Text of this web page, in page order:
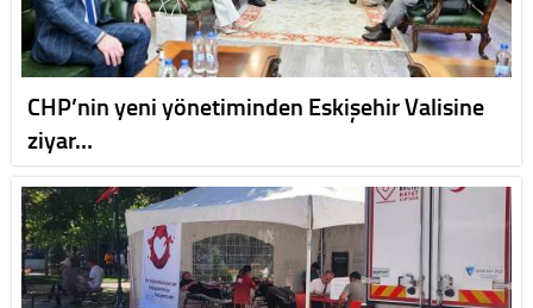
CHP’nin yeni yönetiminden Eskişehir Valisine
ziyar…